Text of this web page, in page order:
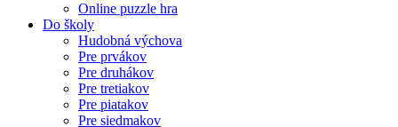
Online puzzle hra
Do školy
Hudobná výchova
Pre prvákov
Pre druhákov
Pre tretiakov
Pre piatakov
Pre siedmakov